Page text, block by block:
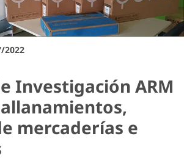
2022
Investigación ARM
mercaderías e